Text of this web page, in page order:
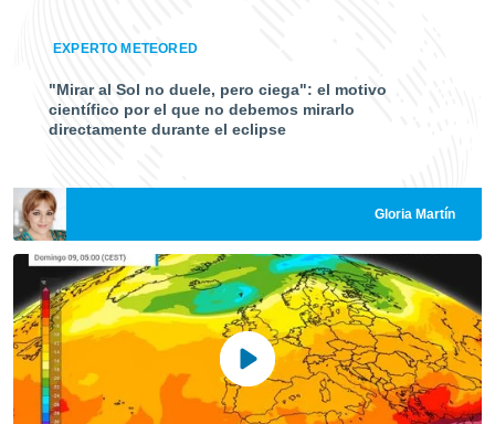
EXPERTO METEORED
"Mirar al Sol no duele, pero ciega": el motivo
científico por el que no debemos mirarlo
directamente durante el eclipse
Gloria Martín